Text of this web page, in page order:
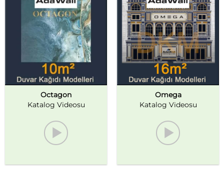
Octagon
Katalog Videosu
Omega
Katalog Videosu